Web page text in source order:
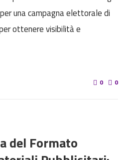
una campagna elettorale di
ottenere visibilità e
0
0
del Formato